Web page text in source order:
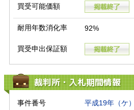
買受可能価額
耐用年数消化率 92%
買受申出保証額
裁判所・入札期間情報
事件番号 平成19年（ケ